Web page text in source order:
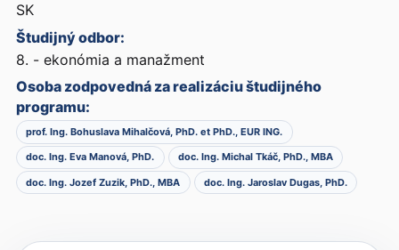
SK
Študijný odbor:
8. - ekonómia a manažment
Osoba zodpovedná za realizáciu študijného
programu:
prof. Ing. Bohuslava Mihalčová, PhD. et PhD., EUR ING.
doc. Ing. Eva Manová, PhD. doc. Ing. Michal Tkáč, PhD., MBA
doc. Ing. Jozef Zuzik, PhD., MBA doc. Ing. Jaroslav Dugas, PhD.